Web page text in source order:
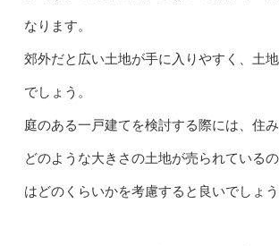
なります。
郊外だと広い土地が手に入りやすく、土
でしょう。
庭のある一戸建てを検討する際には、住
どのような大きさの土地が売られている
はどのくらいかを考慮すると良いでしょう